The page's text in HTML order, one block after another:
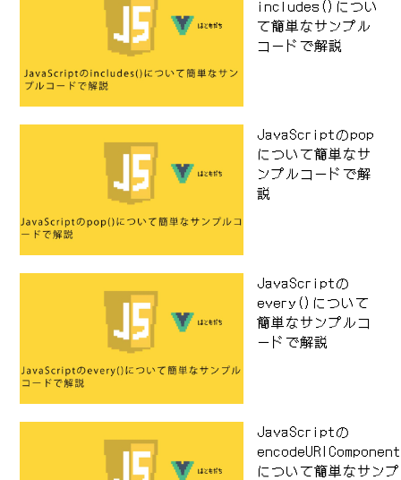
includes()につい
て簡単なサンプル
コードで解説
JavaScriptのpop
について簡単なサ
ンプルコードで解
説
JavaScriptの
every()について
簡単なサンプルコ
ードで解説
JavaScriptの
encodeURIComponent
について簡単なサンプ